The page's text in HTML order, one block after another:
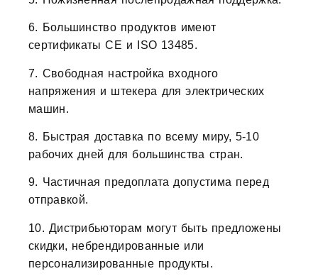
6. Большинство продуктов имеют
сертификаты CE и ISO 13485.
7. Свободная настройка входного
напряжения и штекера для электрических
машин.
8. Быстрая доставка по всему миру, 5-10
рабочих дней для большинства стран.
9. Частичная предоплата допустима перед
отправкой.
10. Дистрибьюторам могут быть предложены
скидки, небрендированные или
персонализированные продукты.